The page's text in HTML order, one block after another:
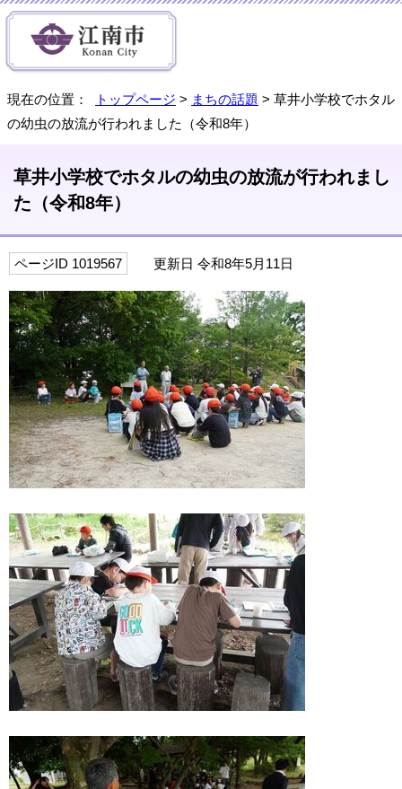
現在の位置： トップページ > まちの話題 > 草井小学校でホタル
の幼虫の放流が行われました（令和8年）
草井小学校でホタルの幼虫の放流が行われまし
た（令和8年）
ページID 1019567 更新日 令和8年5月11日